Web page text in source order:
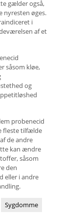
gælder også,
nyresten øges.
i
af ​​et
såsom kløe,
og
probenecid
fleste tilfælde
​​de andre
kan ændre
såsom
den
eller i andre
Sygdomme